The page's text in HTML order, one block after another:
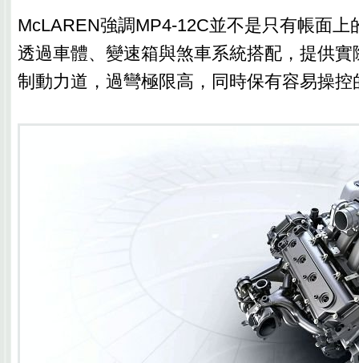
McLAREN強調MP4-12C並不是只有帳面上
透過車體、變速箱與煞車系統搭配，提供
制動力道，過彎極限高，同時保有容易操控